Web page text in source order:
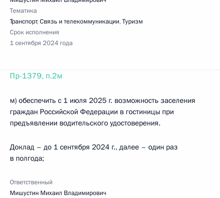
Тематика
Транспорт,Связь и телекоммуникации,Туризм
Срок исполнения
1 сентября 2024 года
Пр-1379, п.2м
м) обеспечить с 1 июля 2025 г. возможность заселения
граждан Российской Федерации в гостиницы при
предъявлении водительского удостоверения.
Доклад – до 1 сентября 2024 г., далее – один раз
в полгода;
Ответственный
Мишустин Михаил Владимирович